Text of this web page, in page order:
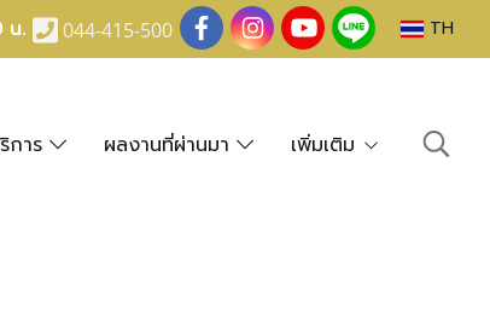
น. 044-415-500 TH
การ ผลงานที่ผ่านมา เพิ่มเติม